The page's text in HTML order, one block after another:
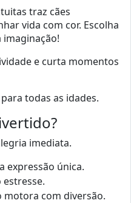
traz cães
vida com cor. Escolha
imaginação!
e curta momentos
todas as idades.
imediata.
expressão única.
estresse.
motora com diversão.